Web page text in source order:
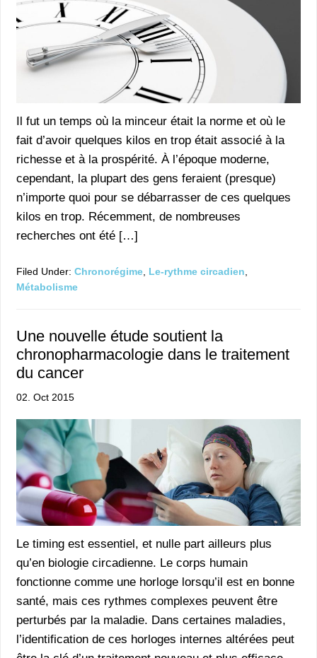
Il fut un temps où la minceur était la norme et où le
fait d’avoir quelques kilos en trop était associé à la
richesse et à la prospérité. À l’époque moderne,
cependant, la plupart des gens feraient (presque)
n’importe quoi pour se débarrasser de ces quelques
kilos en trop. Récemment, de nombreuses
recherches ont été […]
Filed Under:Chronorégime, Le-rythme circadien,
Métabolisme
Une nouvelle étude soutient la
chronopharmacologie dans le traitement
du cancer
02. Oct 2015
Le timing est essentiel, et nulle part ailleurs plus
qu’en biologie circadienne. Le corps humain
fonctionne comme une horloge lorsqu’il est en bonne
santé, mais ces rythmes complexes peuvent être
perturbés par la maladie. Dans certaines maladies,
l’identification de ces horloges internes altérées peut